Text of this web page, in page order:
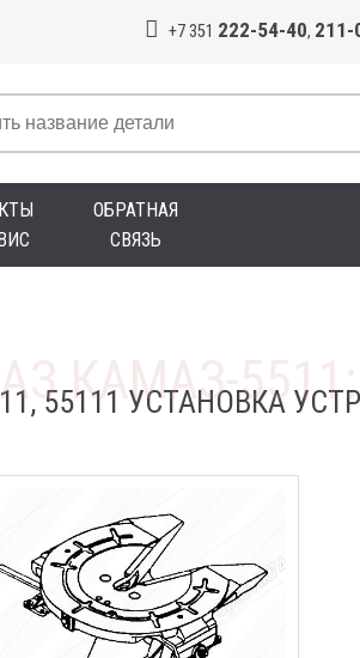
+7 351 222-54-40, 211-
ОБРАТНАЯ
СВЯЗЬ
55111 УСТАНОВКА